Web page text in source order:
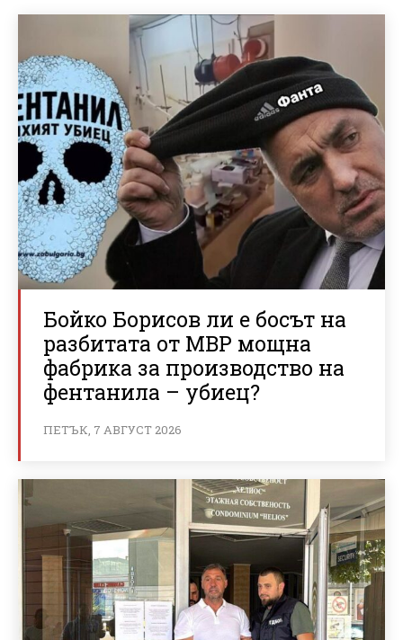
Бойко Борисов ли е босът на
разбитата от МВР мощна
фабрика за производство на
фентанила – убиец?
ПЕТЪК, 7 АВГУСТ 2026